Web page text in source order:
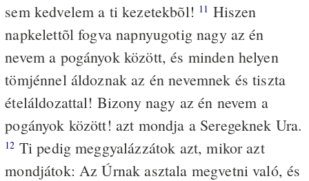
sem kedvelem a ti kezetekbõl! 11 Hiszen
napkelettõl fogva napnyugotig nagy az én
nevem a pogányok között, és minden helyen
tömjénnel áldoznak az én nevemnek és tiszta
ételáldozattal! Bizony nagy az én nevem a
pogányok között! azt mondja a Seregeknek Ura.
12 Ti pedig meggyalázzátok azt, mikor azt
mondjátok: Az Úrnak asztala megvetni való, és